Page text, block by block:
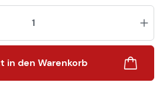
in den Warenkorb